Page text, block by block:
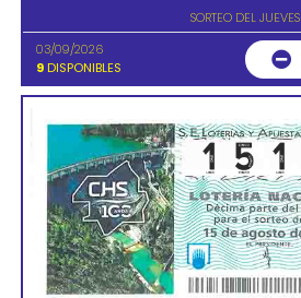
SORTEO DEL JUEVES
03/09/2026
9 DISPONIBLES